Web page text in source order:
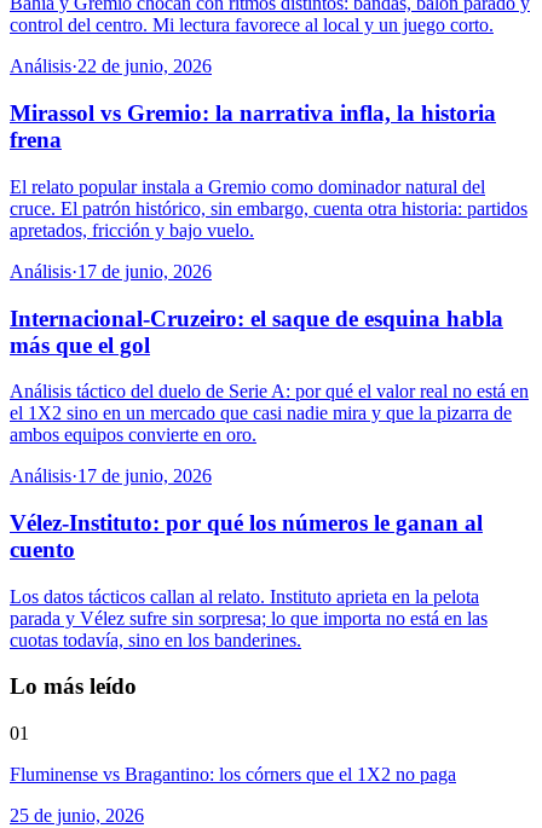
control del centro. Mi lectura favorece al local y un juego corto.
Análisis·22 de junio, 2026
Mirassol vs Gremio: la narrativa infla, la historia
frena
El relato popular instala a Gremio como dominador natural del
cruce. El patrón histórico, sin embargo, cuenta otra historia: partidos
apretados, fricción y bajo vuelo.
Análisis·17 de junio, 2026
Internacional-Cruzeiro: el saque de esquina habla
más que el gol
Análisis táctico del duelo de Serie A: por qué el valor real no está en
el 1X2 sino en un mercado que casi nadie mira y que la pizarra de
ambos equipos convierte en oro.
Análisis·17 de junio, 2026
Vélez-Instituto: por qué los números le ganan al
cuento
Los datos tácticos callan al relato. Instituto aprieta en la pelota
parada y Vélez sufre sin sorpresa; lo que importa no está en las
cuotas todavía, sino en los banderines.
Lo más leído
01
Fluminense vs Bragantino: los córners que el 1X2 no paga
25 de junio, 2026